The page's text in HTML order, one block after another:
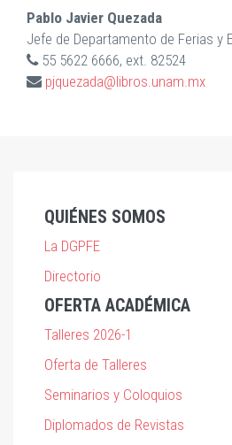
Pablo Javier Quezada
Jefe de Departamento de Ferias y
55 5622 6666, ext. 82524
pjquezada@libros.unam.mx
QUIÉNES SOMOS
La DGPFE
Directorio
OFERTA ACADÉMICA
Talleres 2026-1
Oferta de Talleres
Seminarios y Coloquios
Diplomados de Revistas